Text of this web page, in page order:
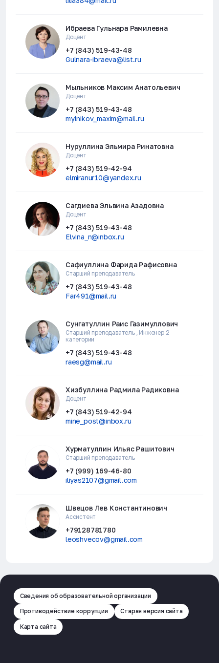
Ибраева Гульнара Рамилевна
Доцент
+7 (843) 519-43-48
Gulnara-ibraeva@list.ru
Мыльников Максим Анатольевич
Доцент
+7 (843) 519-43-48
mylnikov_maxim@mail.ru
Нуруллина Эльмира Ринатовна
Доцент
+7 (843) 519-42-94
elmiranur10@yandex.ru
Сагдиева Эльвина Азадовна
Доцент
+7 (843) 519-43-48
Elvina_n@inbox.ru
Сафиуллина Фарида Рафисовна
Старший преподаватель
+7 (843) 519-43-48
Far491@mail.ru
Сунгатуллин Раис Газимуллович
Старший преподаватель , Инженер 2
категории
+7 (843) 519-43-48
raesg@mail.ru
Хизбуллина Радмила Радиковна
Доцент
+7 (843) 519-42-94
mine_post@inbox.ru
Хурматуллин Ильяс Рашитович
Старший преподаватель
+7 (999) 169-46-80
iliyas2107@gmail.com
Швецов Лев Константинович
Ассистент
+79128781780
leoshvecov@gmail.com
Сведения об образовательной организации
Противодействие коррупции Старая версия сайта
Карта сайта